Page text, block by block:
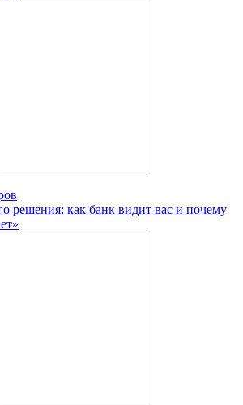
решения: как банк видит вас и почему